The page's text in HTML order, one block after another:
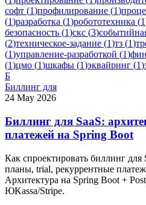
софт (1)профилирование (1)
(1)разработка (1)робототехника (1
безопасность (1)скс (3)
(2)техническое-задание (1)тз (1)
(1)управление-разработкой (1)
(1)цмо (1)шкафы (1)эквайринг (1)
Б
Биллинг для
24 May 2026
Биллинг для SaaS:
платежей на Spring Boot
Как спроектировать биллинг
планы, trial, рекуррентные
Архитектура на Spring Boot +
ЮKassa/Stripe.